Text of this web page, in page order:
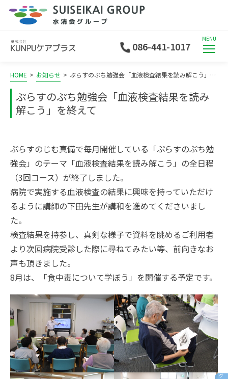
086-441-1017
MENU
HOME > お知らせ > ぷらすのぷち勉強会「血液検査結果を読み解こう」を終えて
ぷらすのぷち勉強会「血液検査結果を読み
解こう」を終えて
ぷらすのじむ真備で毎月開催している「ぷらすのぷち勉
強会」のテーマ「血液検査結果を読み解こう」の全日程
（3回コース）が終了しました。
病院で実施する血液検査の結果に興味を持っていただけ
るように講師の下田先生が講和を進めてくださいまし
た。
検査結果を持参し、真剣な様子で資料を眺めるご利用者
より次回病院受診した際に尋ねてみたい等、前向きなお
声も頂きました。
8月は、「食中毒について学ぼう」を開催する予定です。